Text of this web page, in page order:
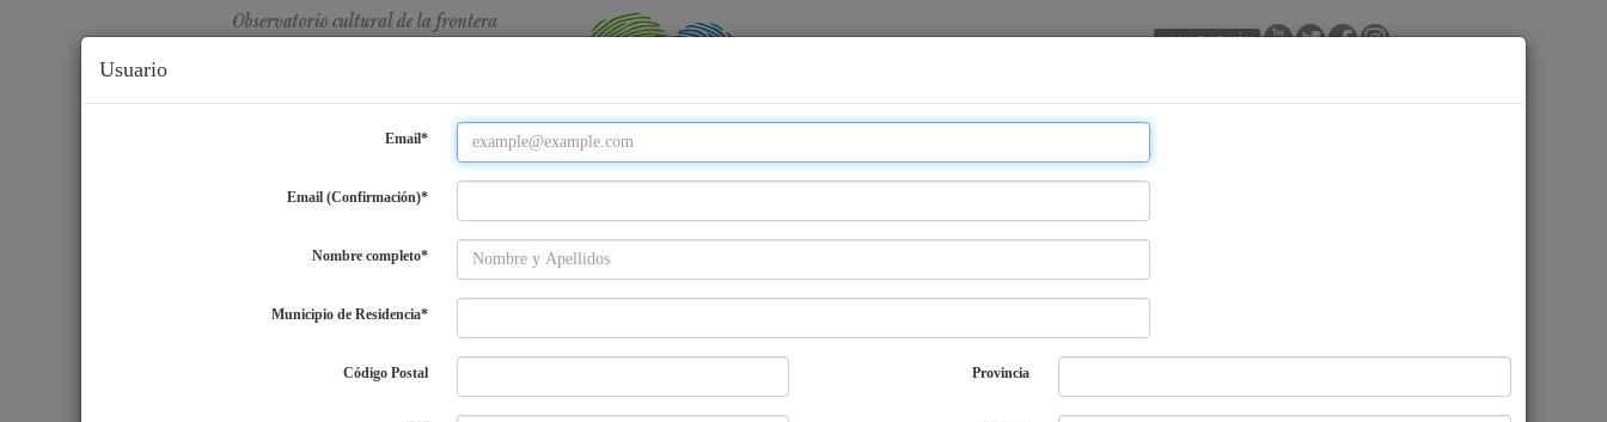
Usuario
Email*
Email (Confirmación)*
Nombre completo*
Municipio de Residencia*
Código Postal Provincia
Email
Entra ¿Olvidaste tu password?